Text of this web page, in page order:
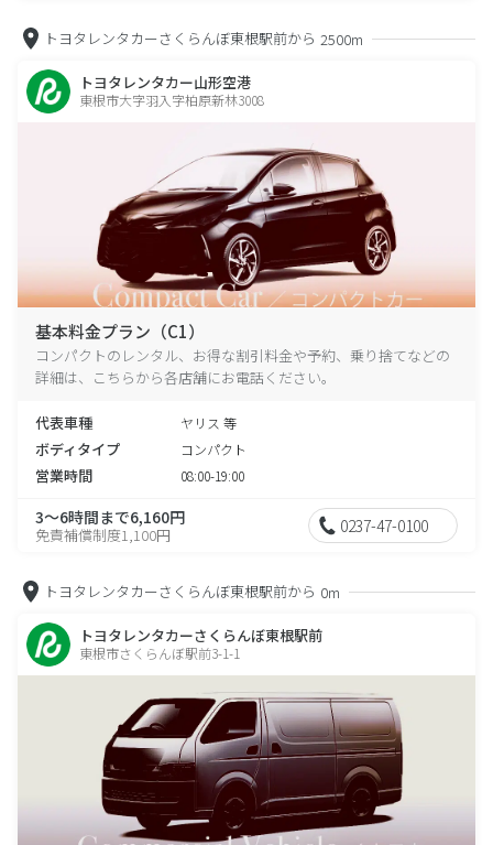
トヨタレンタカーさくらんぼ東根駅前から 2500m
トヨタレンタカー山形空港
東根市大字羽入字柏原新林3008
基本料金プラン（C1）
コンパクトのレンタル、お得な割引料金や予約、乗り捨てなどの
詳細は、こちらから各店舗にお電話ください。
代表車種 ヤリス 等
ボディタイプ コンパクト
営業時間 08:00-19:00
3～6時間まで6,160円
免責補償制度1,100円 0237-47-0100
トヨタレンタカーさくらんぼ東根駅前から 0m
トヨタレンタカーさくらんぼ東根駅前
東根市さくらんぼ駅前3-1-1